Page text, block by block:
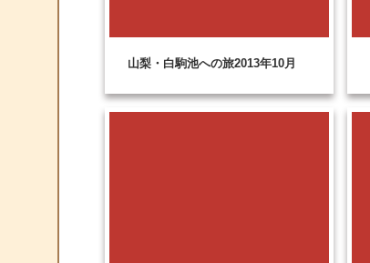
山梨・白駒池への旅2013年10月